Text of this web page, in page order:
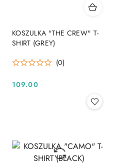
KOSZULKA "THE CREW" T-
SHIRT (GREY)
(0)
Cena:
109.00